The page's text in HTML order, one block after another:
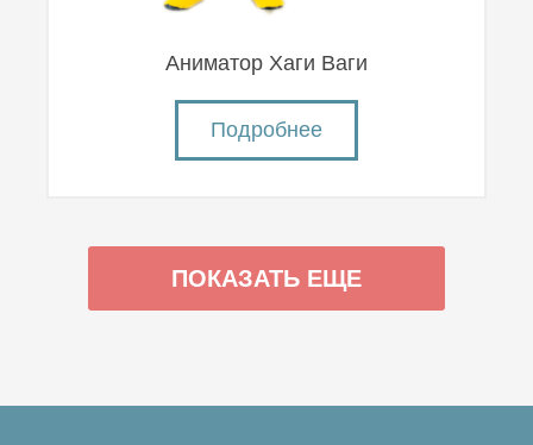
Аниматор Хаги Ваги
Подробнее
ПОКАЗАТЬ ЕЩЕ